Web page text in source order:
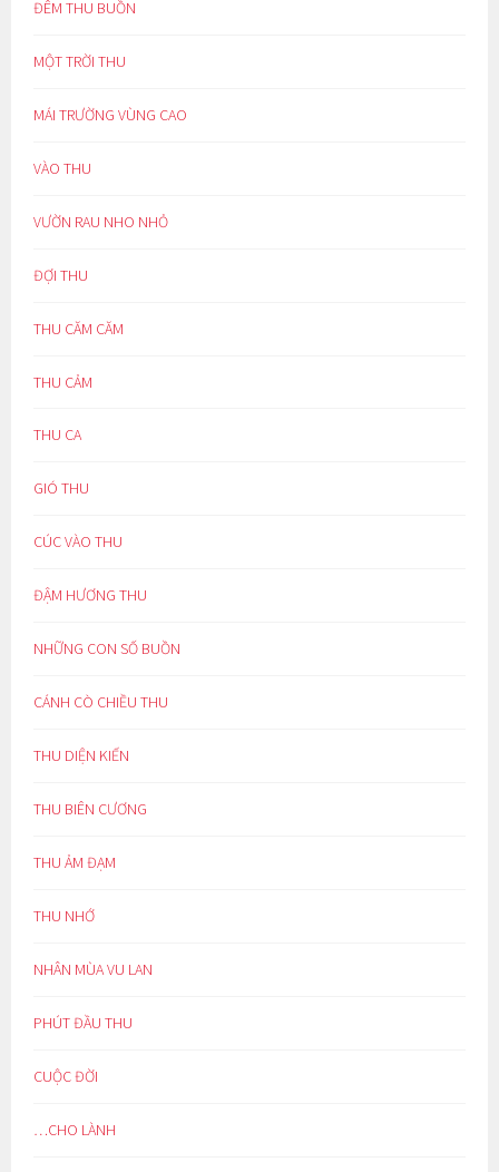
ĐÊM THU BUỒN
MỘT TRỜI THU
MÁI TRƯỜNG VÙNG CAO
VÀO THU
VƯỜN RAU NHO NHỎ
ĐỢI THU
THU CĂM CĂM
THU CẢM
THU CA
GIÓ THU
CÚC VÀO THU
ĐẬM HƯƠNG THU
NHỮNG CON SỐ BUỒN
CÁNH CÒ CHIỀU THU
THU DIỆN KIẾN
THU BIÊN CƯƠNG
THU ẢM ĐẠM
THU NHỚ
NHÂN MÙA VU LAN
PHÚT ĐẦU THU
CUỘC ĐỜI
…CHO LÀNH